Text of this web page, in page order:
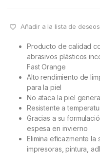
Añadir a la lista de deseos
Producto de calidad
abrasivos plásticos
Fast Orange
Alto rendimiento de
para la piel
No ataca la piel
Resistente a
Gracias a su
espesa en invierno
Elimina eficazmente la
impresoras, pintura,